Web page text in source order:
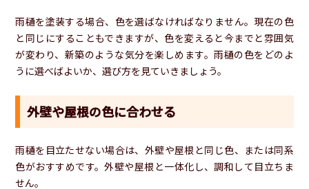
雨樋を塗装する場合、色を選ばなければなりません。現在の色
と同じにすることもできますが、色を変えると今までと雰囲気
が変わり、新築のような気分を楽しめます。雨樋の色をどのよ
うに選べばよいか、選び方を見ていきましょう。
外壁や屋根の色に合わせる
雨樋を目立たせない場合は、外壁や屋根と同じ色、または同系
色がおすすめです。外壁や屋根と一体化し、調和して目立ちま
せん。